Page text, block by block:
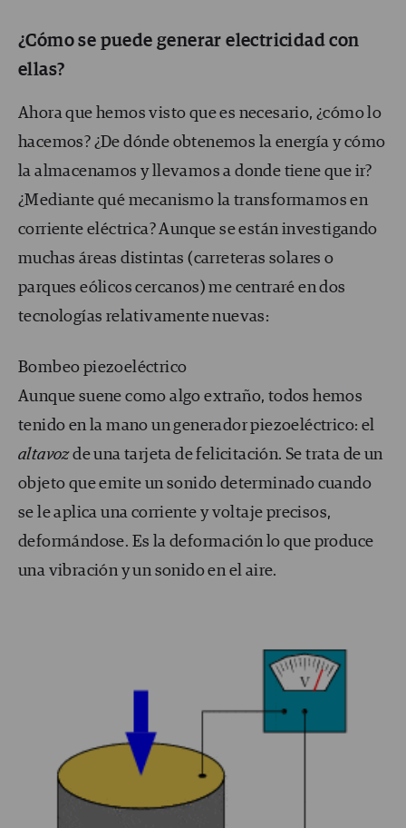
¿Cómo se puede generar electricidad con
ellas?
Ahora que hemos visto que es necesario, ¿cómo lo
hacemos? ¿De dónde obtenemos la energía y cómo
la almacenamos y llevamos a donde tiene que ir?
¿Mediante qué mecanismo la transformamos en
corriente eléctrica? Aunque se están investigando
muchas áreas distintas (carreteras solares o
parques eólicos cercanos) me centraré en dos
tecnologías relativamente nuevas:
Bombeo piezoeléctrico
Aunque suene como algo extraño, todos hemos
tenido en la mano un generador piezoeléctrico: el
altavozde una tarjeta de felicitación. Se trata de un
objeto que emite un sonido determinado cuando
se le aplica una corriente y voltaje precisos,
deformándose. Es la deformación lo que produce
una vibración y un sonido en el aire.